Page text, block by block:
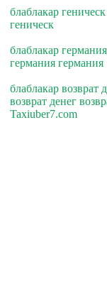
блаблакар
геническ
блаблакар
германия германия
блаблакар возврат
возврат денег
Taxiuber7.com